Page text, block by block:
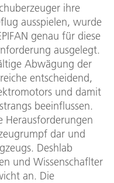
ihre
ausspielen, wurde
genau für diese
ausgelegt.
Abwägung der
entscheidend,
und damit
beeinflussen.
Herausforderungen
dar und
Deshlab
und Wissenschaflter
an. Die